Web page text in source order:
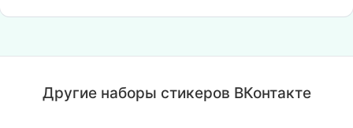
Другие наборы стикеров ВКонтакте